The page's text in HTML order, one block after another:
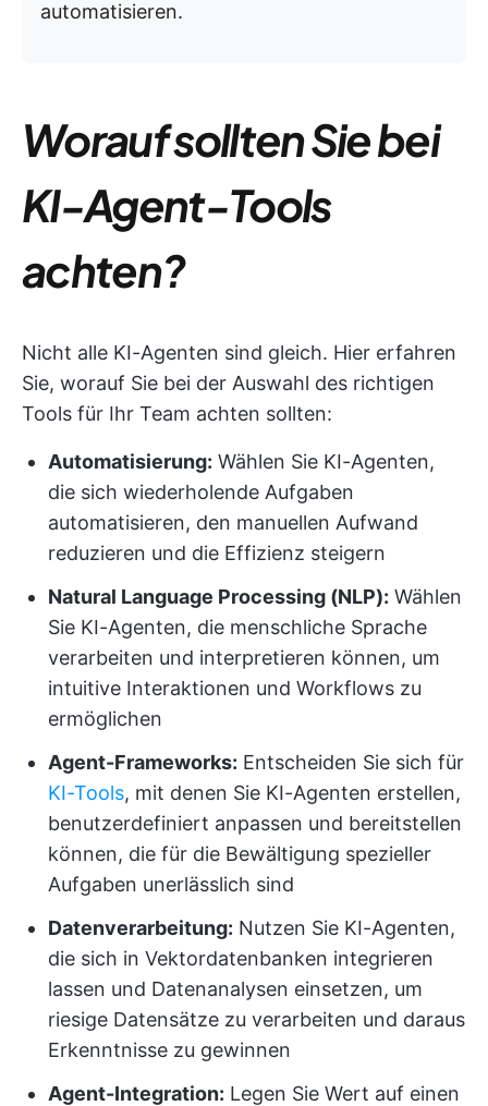
automatisieren.
Worauf sollten Sie bei
KI-Agent-Tools
achten?
Nicht alle KI-Agenten sind gleich. Hier erfahren
Sie, worauf Sie bei der Auswahl des richtigen
Tools für Ihr Team achten sollten:
Automatisierung: Wählen Sie KI-Agenten,
die sich wiederholende Aufgaben
automatisieren, den manuellen Aufwand
reduzieren und die Effizienz steigern
Natural Language Processing (NLP): Wählen
Sie KI-Agenten, die menschliche Sprache
verarbeiten und interpretieren können, um
intuitive Interaktionen und Workflows zu
ermöglichen
Agent-Frameworks: Entscheiden Sie sich für
KI-Tools, mit denen Sie KI-Agenten erstellen,
benutzerdefiniert anpassen und bereitstellen
können, die für die Bewältigung spezieller
Aufgaben unerlässlich sind
Datenverarbeitung: Nutzen Sie KI-Agenten,
die sich in Vektordatenbanken integrieren
lassen und Datenanalysen einsetzen, um
riesige Datensätze zu verarbeiten und daraus
Erkenntnisse zu gewinnen
Agent-Integration: Legen Sie Wert auf einen